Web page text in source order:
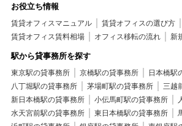
お役立ち情報
賃貸オフィスマニュアル
賃貸オフィスの選び方
賃貸オフィス賃料相場
オフィス移転の流れ 新
駅から貸事務所を探す
東京駅の貸事務所 京橋駅の貸事務所
日本橋駅
八丁堀駅の貸事務所
茅場町駅の貸事務所
三越
新日本橋駅の貸事務所
小伝馬町駅の貸事務所
水天宮前駅の貸事務所
東日本橋駅の貸事務所